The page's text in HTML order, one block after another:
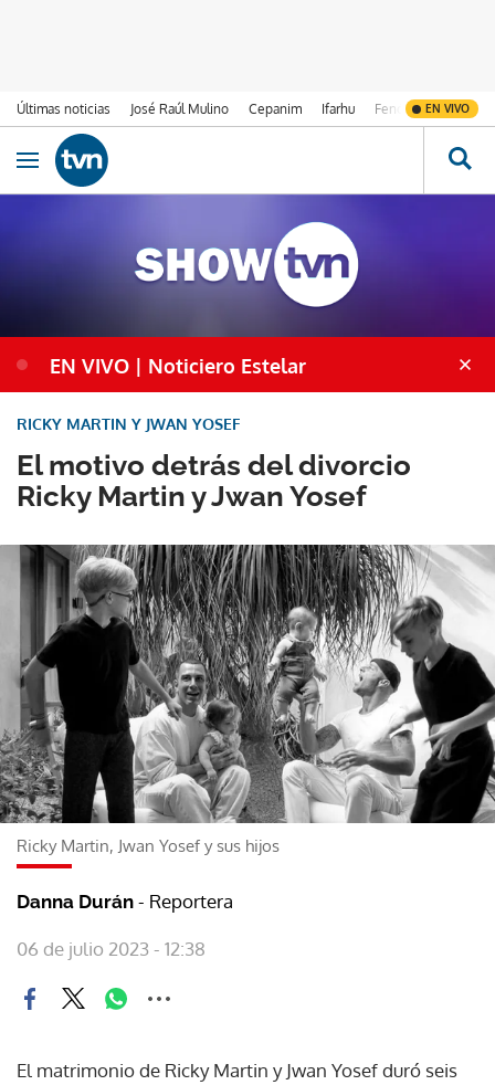
Últimas noticias José Raúl Mulino Cepanim Ifarhu Fenómeno de El
EN VIVO
Ir al contenido
Obrir navegació
EN VIVO | Noticiero Estelar
El motivo detrás del divorcio
Ricky Martin y Jwan Yosef
RICKY MARTIN Y JWAN YOSEF
Ricky Martin, Jwan Yosef y sus hijos
Danna Durán - Reportera
06 de julio 2023 - 12:38
El matrimonio de Ricky Martin y Jwan Yosef duró seis